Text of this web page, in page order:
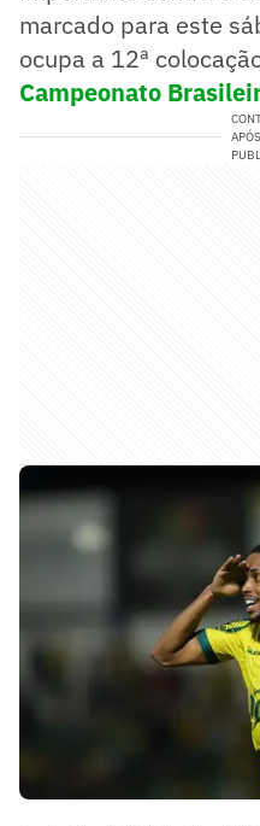
marcado para este
ocupa a 12ª
Campeonato